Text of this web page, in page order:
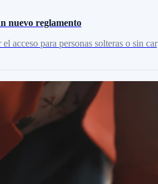
nuevo reglamento
para personas solteras o sin